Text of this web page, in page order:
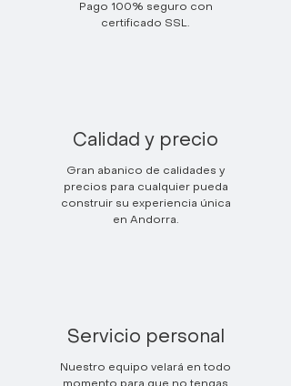
Pago 100% seguro con
certificado SSL.
Calidad y precio
Gran abanico de calidades y
precios para cualquier pueda
construir su experiencia única
en Andorra.
Servicio personal
Nuestro equipo velará en todo